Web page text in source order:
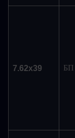
7.62x39 БП